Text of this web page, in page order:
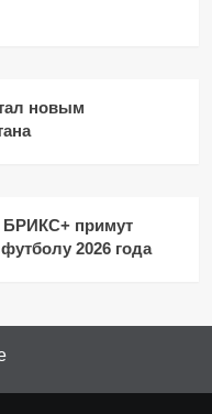
новым
БРИКС+ примут
2026 года